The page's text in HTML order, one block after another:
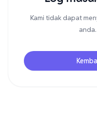
Kami tidak dapat